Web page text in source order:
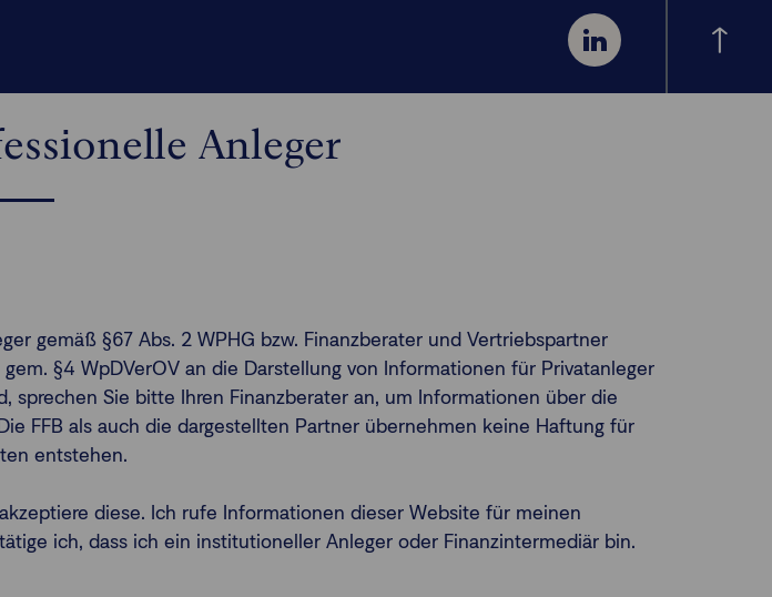
Anleger
gemäß §67 Abs. 2 WPHG bzw. Finanzberater und Vertriebspartner
§4 WpDVerOV an die Darstellung von Informationen für Privatanleger
sprechen Sie bitte Ihren Finanzberater an, um Informationen über die
FFB als auch die dargestellten Partner übernehmen keine Haftung für
entstehen.
diese. Ich rufe Informationen dieser Website für meinen
ich, dass ich ein institutioneller Anleger oder Finanzintermediär bin.